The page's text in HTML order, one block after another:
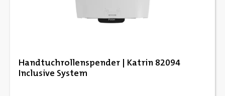
Handtuchrollenspender | Katrin 82094
Inclusive System